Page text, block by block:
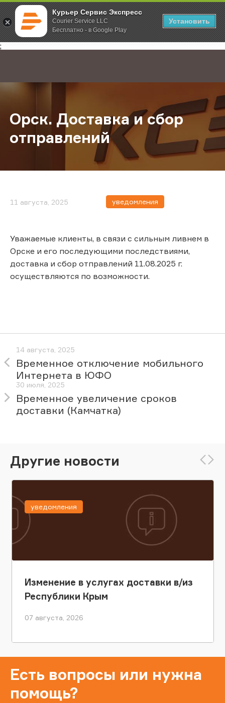
Курьер Сервис Экспресс
Courier Service LLC
Бесплатно - в Google Play
Установить
;
Главная О компании Новости Орск. Доставка и сбор
Орск. Доставка и сбор
отправлений
11 августа, 2025 уведомления
Уважаемые клиенты, в связи с сильным ливнем в
Орске и его последующими последствиями,
доставка и сбор отправлений 11.08.2025 г.
осуществляются по возможности.
14 августа, 2025
Временное отключение мобильного
Интернета в ЮФО
30 июля, 2025
Временное увеличение сроков
доставки (Камчатка)
Другие новости
Изменение в услугах доставки в/из
Республики Крым
07 августа, 2026
уведомления
Есть вопросы или нужна
помощь?